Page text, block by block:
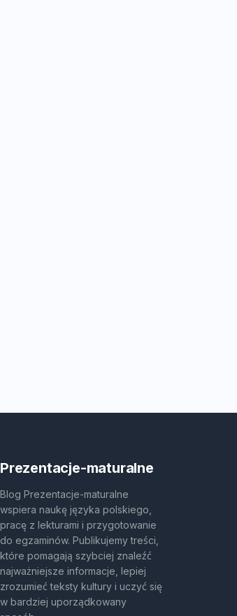
Prezentacje-maturalne
Blog Prezentacje-maturalne
wspiera naukę języka polskiego,
pracę z lekturami i przygotowanie
do egzaminów. Publikujemy treści,
które pomagają szybciej znaleźć
najważniejsze informacje, lepiej
zrozumieć teksty kultury i uczyć się
w bardziej uporządkowany